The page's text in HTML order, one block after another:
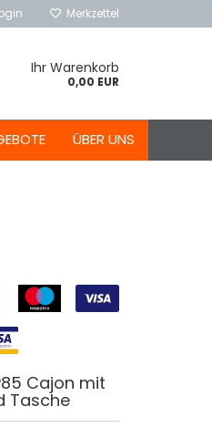
Merkzettel
Ihr Warenkorb
0,00 EUR
ÜBER UNS
Cajon mit
Tasche